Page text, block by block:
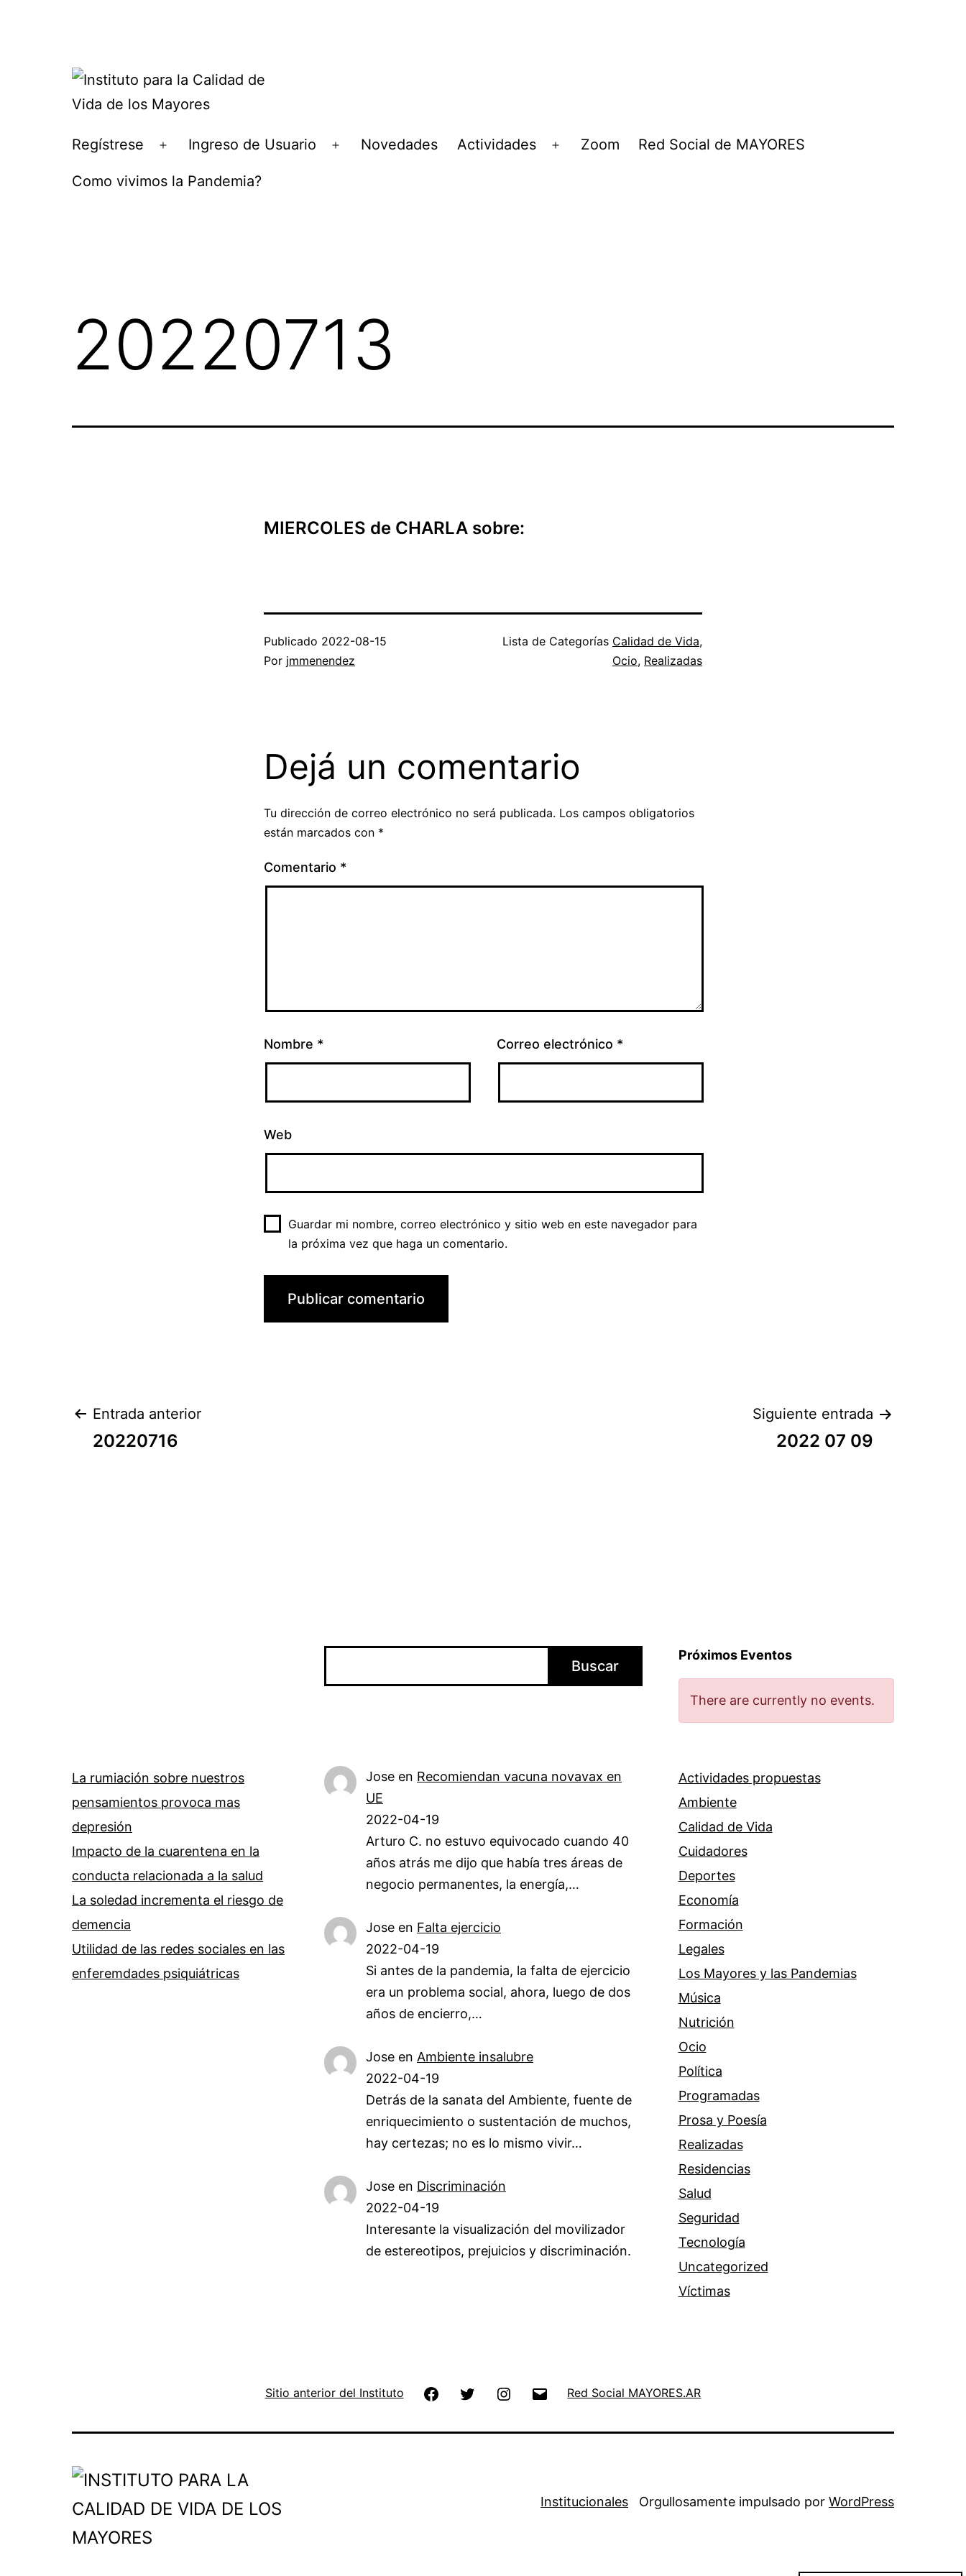
Instituto
la
Mayores
Regístrese
Abrir
el
Ingreso de Usuario
Abrir
Novedades Actividades
Abrir
Zoom Red Social de MAYORES
Como vivimos la Pandemia?
20220713
MIERCOLES de CHARLA sobre:
Publicado 2022-08-15
Por jmmenendez
Lista de Categorías Calidad de Vida,
Ocio, Realizadas
Dejá un comentario
Tu dirección de correo electrónico no será publicada. Los campos obligatorios
están marcados con *
Comentario *
Nombre * Correo electrónico *
Web
Guardar mi nombre, correo electrónico y sitio web en este navegador para
la próxima vez que haga un comentario.
Navegación
Entrada anterior
20220716
Siguiente entrada
2022 07 09
Buscar
Próximos Eventos
There are currently no events.
La rumiación sobre nuestros
pensamientos provoca mas
depresión
Impacto de la cuarentena en la
conducta relacionada a la salud
La soledad incrementa el riesgo de
demencia
Utilidad de las redes sociales en las
enferemdades psiquiátricas
Jose en Recomiendan vacuna novavax en
UE
2022-04-19
Arturo C. no estuvo equivocado cuando 40
años atrás me dijo que había tres áreas de
negocio permanentes, la energía,…
Jose en Falta ejercicio
2022-04-19
Si antes de la pandemia, la falta de ejercicio
era un problema social, ahora, luego de dos
años de encierro,…
Jose en Ambiente insalubre
2022-04-19
Detrás de la sanata del Ambiente, fuente de
enriquecimiento o sustentación de muchos,
hay certezas; no es lo mismo vivir…
Jose en Discriminación
2022-04-19
Interesante la visualización del movilizador
de estereotipos, prejuicios y discriminación.
Actividades propuestas
Ambiente
Calidad de Vida
Cuidadores
Deportes
Economía
Formación
Legales
Los Mayores y las Pandemias
Música
Nutrición
Ocio
Política
Programadas
Prosa y Poesía
Realizadas
Residencias
Salud
Seguridad
Tecnología
Uncategorized
Víctimas
Sitio anterior del Instituto FacebookTwitter InstagramEmailRed Social MAYORES.AR
Institucionales Orgullosamente impulsado por WordPress